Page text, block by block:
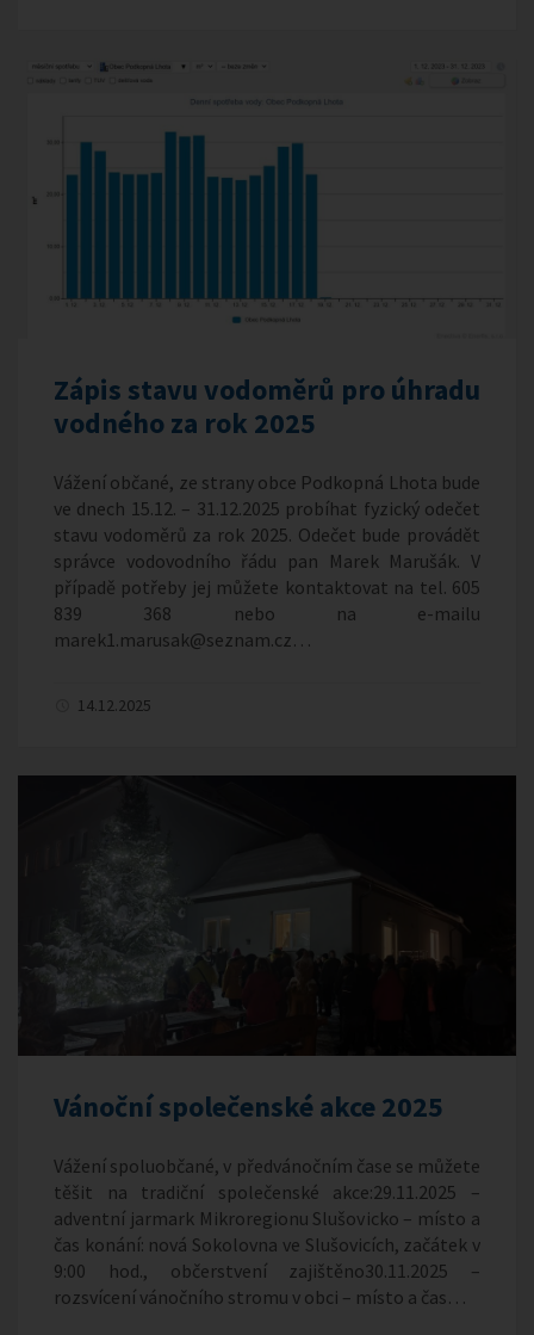
Zápis stavu vodoměrů pro úhradu
vodného za rok 2025
Vážení občané, ze strany obce Podkopná Lhota bude
ve dnech 15.12. – 31.12.2025 probíhat fyzický odečet
stavu vodoměrů za rok 2025. Odečet bude provádět
správce vodovodního řádu pan Marek Marušák. V
případě potřeby jej můžete kontaktovat na tel. 605
839 368 nebo na e-mailu
marek1.marusak@seznam.cz…
14.12.2025
Vánoční společenské akce 2025
Vážení spoluobčané, v předvánočním čase se můžete
těšit na tradiční společenské akce:29.11.2025 –
adventní jarmark Mikroregionu Slušovicko – místo a
čas konání: nová Sokolovna ve Slušovicích, začátek v
9:00 hod., občerstvení zajištěno30.11.2025 –
rozsvícení vánočního stromu v obci – místo a čas…